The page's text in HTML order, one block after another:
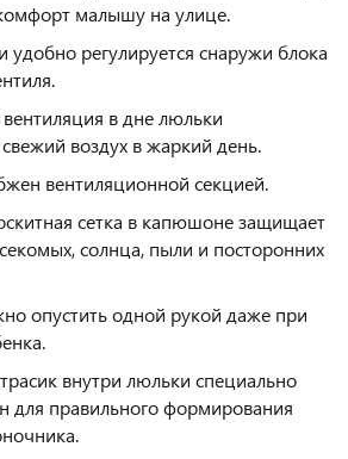
малышу на улице.
удобно регулируется снаружи блока
в дне люльки
воздух в жаркий день.
вентиляционной секцией.
сетка в капюшоне защищает
солнца, пыли и посторонних
опустить одной рукой даже при
внутри люльки специально
для правильного формирования